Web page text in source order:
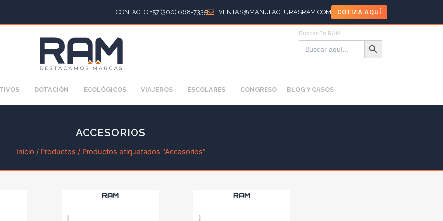
CONTACTO +57 (300) 668-7335 VENTAS@MANUFACTURASRAM.COM COTIZA AQUÍ
Buscar En RAM
Buscar: Botón de búsqueda
DOTACIÓN ECOLÓGICOS VIAJEROS ESCOLARES CONGRESO BLOG Y CASOS
ACCESORIOS
Inicio / Productos / Productos etiquetados “Accesorios”